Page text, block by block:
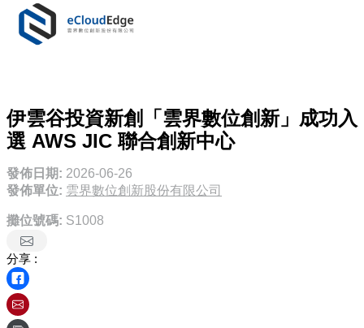
伊雲谷投資新創「雲界數位創新」成功入
選 AWS JIC 聯合創新中心
發佈日期: 2026-06-26
發佈單位: 雲界數位創新股份有限公司
攤位號碼: S1008
分享 :